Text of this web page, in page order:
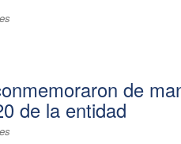
de
de la entidad